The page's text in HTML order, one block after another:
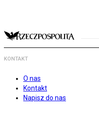
KONTAKT
O nas
Kontakt
Napisz do nas